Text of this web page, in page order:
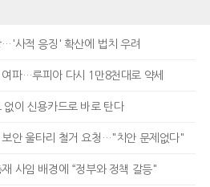
…'사적 응징' 확산에 법치 우려
파…루피아 다시 1만8천대로 약세
이 신용카드로 바로 탄다
보안 울타리 철거 요청…"치안 문제없다"
사임 배경에 “정부와 정책 갈등"